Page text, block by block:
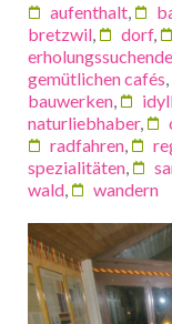
aufenthalt,
bretzwil, dorf,
erholungssuchende
gemütlichen cafés,
bauwerken,
naturliebhaber,
radfahren,
spezialitäten,
wald, wandern